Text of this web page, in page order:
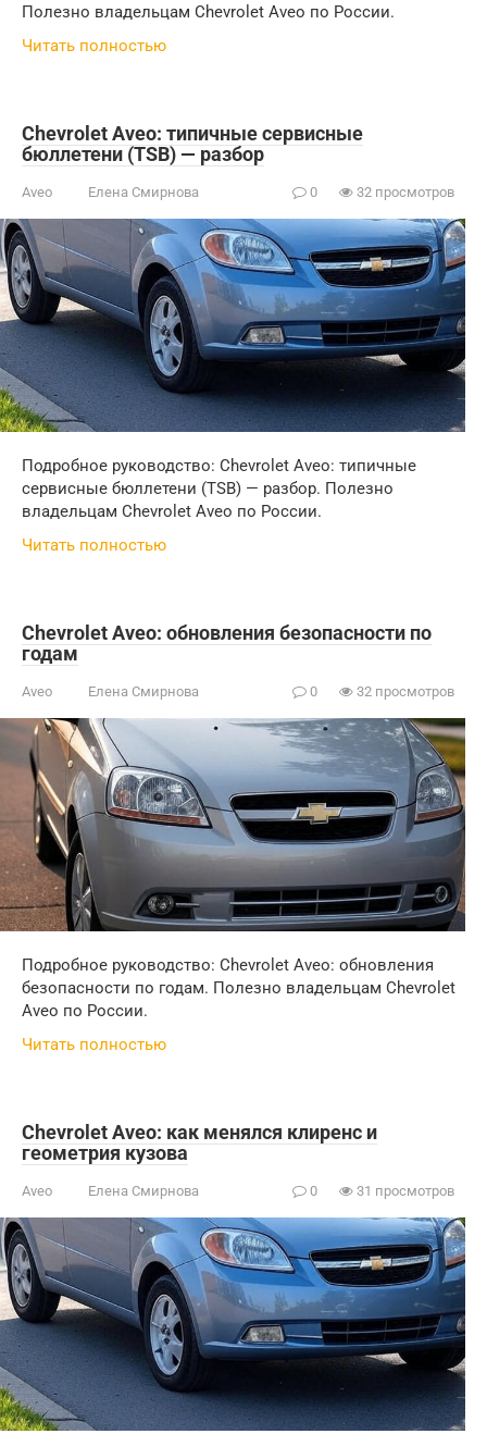
Полезно владельцам Chevrolet Aveo по России.
Читать полностью
Chevrolet Aveo: типичные сервисные
бюллетени (TSB) — разбор
Aveo Елена Смирнова 0 32 просмотров
Подробное руководство: Chevrolet Aveo: типичные
сервисные бюллетени (TSB) — разбор. Полезно
владельцам Chevrolet Aveo по России.
Читать полностью
Chevrolet Aveo: обновления безопасности по
годам
Aveo Елена Смирнова 0 32 просмотров
Подробное руководство: Chevrolet Aveo: обновления
безопасности по годам. Полезно владельцам Chevrolet
Aveo по России.
Читать полностью
Chevrolet Aveo: как менялся клиренс и
геометрия кузова
Aveo Елена Смирнова 0 31 просмотров